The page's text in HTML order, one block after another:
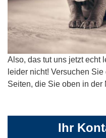
Also, das tut uns jetzt echt
leider nicht! Versuchen
Seiten, die Sie oben in der
Ihr